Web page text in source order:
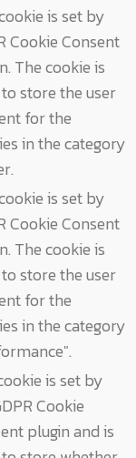
is set by
Cookie Consent
The cookie is
store the user
for the
in the category
is set by
Cookie Consent
The cookie is
store the user
for the
in the category
is set by
Cookie
plugin and is